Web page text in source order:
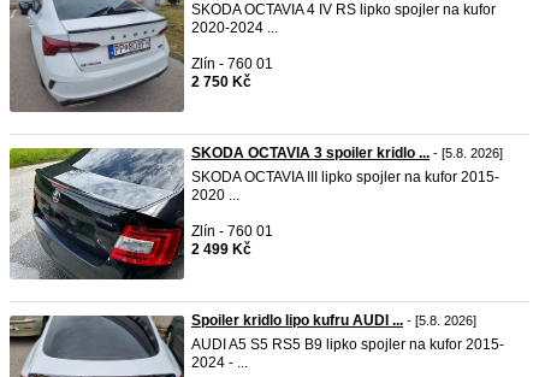
SKODA OCTAVIA 4 IV RS lipko spojler na kufor
2020-2024 ...
Zlín - 760 01
2 750 Kč
SKODA OCTAVIA 3 spoiler kridlo ... - [5.8. 2026]
SKODA OCTAVIA III lipko spojler na kufor 2015-
2020 ...
Zlín - 760 01
2 499 Kč
Spoiler kridlo lipo kufru AUDI ... - [5.8. 2026]
AUDI A5 S5 RS5 B9 lipko spojler na kufor 2015-
2024 - ...